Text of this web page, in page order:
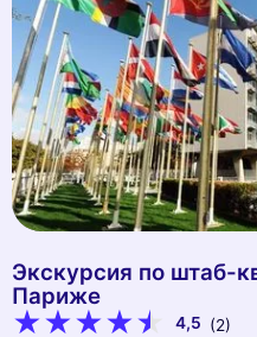
Экскурсия по штаб-
Париже
4,5 (2)